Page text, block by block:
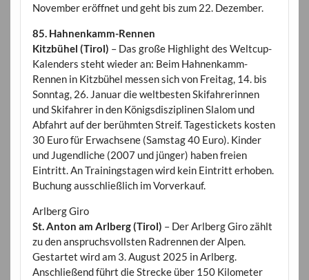
November eröffnet und geht bis zum 22. Dezember.
85. Hahnenkamm-Rennen
Kitzbühel (Tirol) – Das große Highlight des Weltcup-
Kalenders steht wieder an: Beim Hahnenkamm-
Rennen in Kitzbühel messen sich von Freitag, 14. bis
Sonntag, 26. Januar die weltbesten Skifahrerinnen
und Skifahrer in den Königsdisziplinen Slalom und
Abfahrt auf der berühmten Streif. Tagestickets kosten
30 Euro für Erwachsene (Samstag 40 Euro). Kinder
und Jugendliche (2007 und jünger) haben freien
Eintritt. An Trainingstagen wird kein Eintritt erhoben.
Buchung ausschließlich im Vorverkauf.
Arlberg Giro
St. Anton am Arlberg (Tirol) – Der Arlberg Giro zählt
zu den anspruchsvollsten Radrennen der Alpen.
Gestartet wird am 3. August 2025 in Arlberg.
Anschließend führt die Strecke über 150 Kilometer